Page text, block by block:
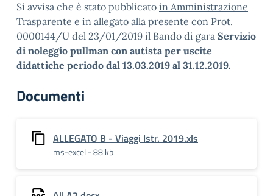
Si avvisa che è stato pubblicato in Amministrazione
Trasparente e in allegato alla presente con Prot.
0000144/U del 23/01/2019 il Bando di gara Servizio
di noleggio pullman con autista per uscite
didattiche periodo dal 13.03.2019 al 31.12.2019.
Documenti
ALLEGATO B - Viaggi Istr. 2019.xls
ms-excel - 88 kb